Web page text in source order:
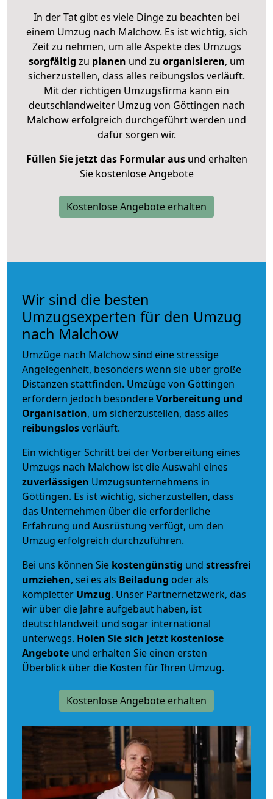
In der Tat gibt es viele Dinge zu beachten bei
einem Umzug nach Malchow. Es ist wichtig, sich
Zeit zu nehmen, um alle Aspekte des Umzugs
sorgfältig zu planen und zu organisieren, um
sicherzustellen, dass alles reibungslos verläuft.
Mit der richtigen Umzugsfirma kann ein
deutschlandweiter Umzug von Göttingen nach
Malchow erfolgreich durchgeführt werden und
dafür sorgen wir.
Füllen Sie jetzt das Formular ausund erhalten
Sie kostenlose Angebote
Kostenlose Angebote erhalten
Wir sind die besten
Umzugsexperten für den Umzug
nach Malchow
Umzüge nach Malchow sind eine stressige
Angelegenheit, besonders wenn sie über große
Distanzen stattfinden. Umzüge von Göttingen
erfordern jedoch besondereVorbereitung und
Organisation, um sicherzustellen, dass alles
reibungslosverläuft.
Ein wichtiger Schritt bei der Vorbereitung eines
Umzugs nach Malchow ist die Auswahl eines
zuverlässigen Umzugsunternehmens in
Göttingen. Es ist wichtig, sicherzustellen, dass
das Unternehmen über die erforderliche
Erfahrung und Ausrüstung verfügt, um den
Umzug erfolgreich durchzuführen.
Bei uns können Sie kostengünstig und stressfrei
umziehen, sei es als Beiladung oder als
kompletter Umzug. Unser Partnernetzwerk, das
wir über die Jahre aufgebaut haben, ist
deutschlandweit und sogar international
unterwegs. Holen Sie sich jetzt kostenlose
Angebote und erhalten Sie einen ersten
Überblick über die Kosten für Ihren Umzug.
Kostenlose Angebote erhalten